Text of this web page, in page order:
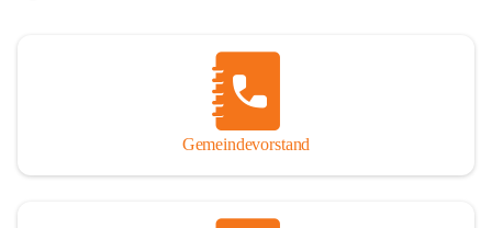
Gemeindevorstand